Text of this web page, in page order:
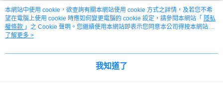
熱門標籤
本網站中使用 cookie，欲查詢有關本網站使用 cookie 方式之詳情，及若您不希
望在電腦上使用 cookie 時應如何變更電腦的 cookie 設定，請參閱本網站「 隱私
權條款 」之 Cookie 聲明。您繼續使用本網站即表示您同意本公司得按本網站使
用條款之 Cookie 聲明使用 cookie。
了解更多 >
我知道了